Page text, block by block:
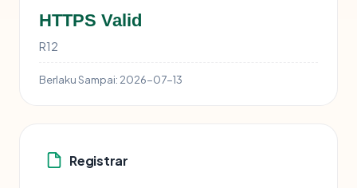
HTTPS Valid
R12
Berlaku Sampai: 2026-07-13
Registrar